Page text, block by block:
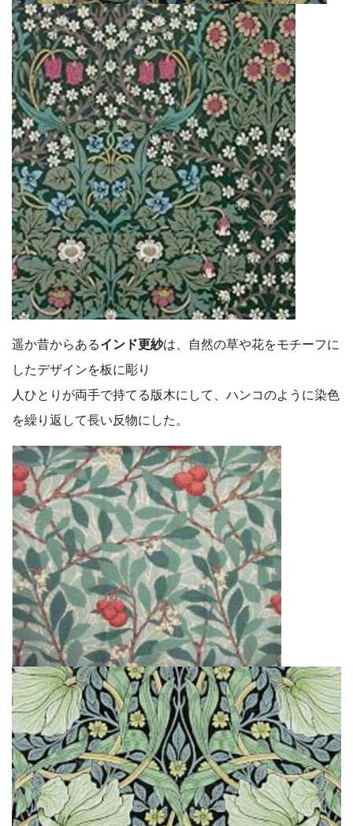
遥か昔からあるインド更紗は、自然の草や花をモチーフに
したデザインを板に彫り
人ひとりが両手で持てる版木にして、ハンコのように染色
を繰り返して長い反物にした。